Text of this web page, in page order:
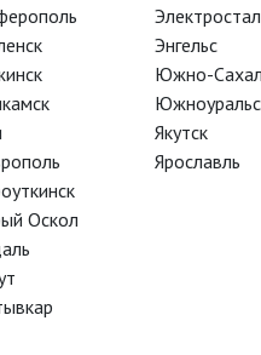
театральных
ЮНЕСКО
Оскол
Энгельс
Южно-
Якутск
Ярославль